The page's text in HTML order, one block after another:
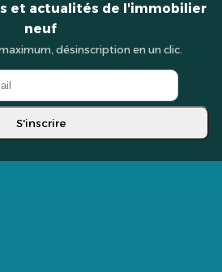
et actualités de l'immobilier
neuf
désinscription en un clic.
S'inscrire